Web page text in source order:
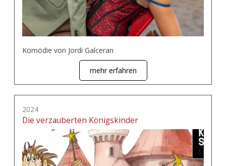
Komödie von Jordi Galceran
mehr erfahren
2024
Die verzauberten Königskinder